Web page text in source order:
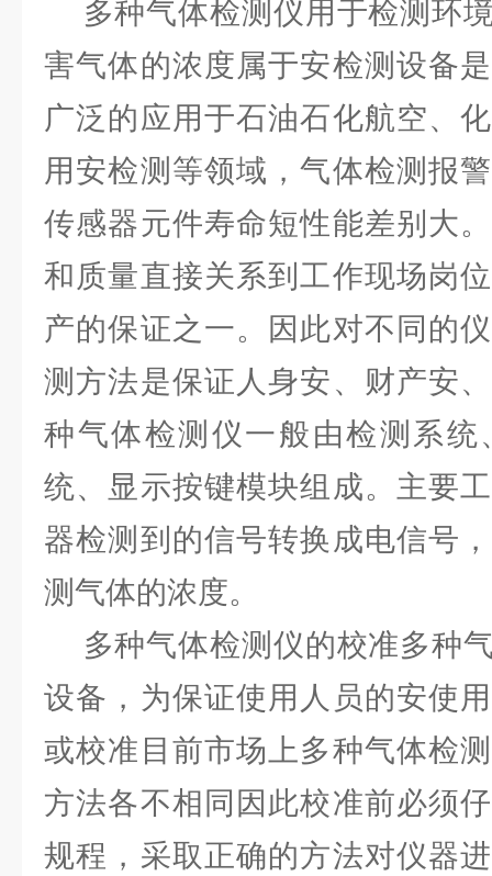
多种气体检测仪用于检测环
害气体的浓度属于安检测设备
广泛的应用于石油石化航空、
用安检测等领域，气体检测报
传感器元件寿命短性能差别大
和质量直接关系到工作现场岗
产的保证之一。因此对不同的
测方法是保证人身安、财产安
种气体检测仪一般由检测系统
统、显示按键模块组成。主要
器检测到的信号转换成电信号
测气体的浓度。
多种气体检测仪的校准多种
设备，为保证使用人员的安使
或校准目前市场上多种气体检
方法各不相同因此校准前必须
规程，采取正确的方法对仪器